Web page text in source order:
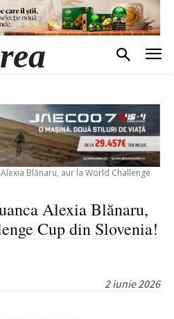
Blănaru, aur la World Challenge
Alexia Blănaru,
Cup din Slovenia!
2 iunie 2026